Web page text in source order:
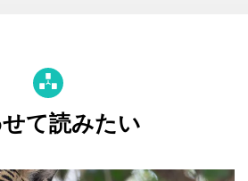
て読みたい